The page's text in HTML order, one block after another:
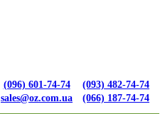
(096) 601-74-74
sales@oz.com.ua
(093) 482-74-74
(066) 187-74-74